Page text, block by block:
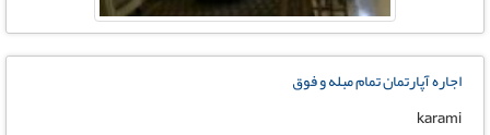
اجاره آپارتمان تمام مبله و فوق
karami